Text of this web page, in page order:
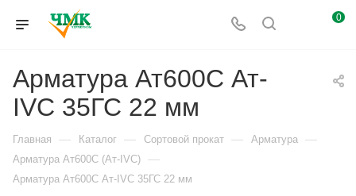
0
Арматура Ат600С Ат-
IVС 35ГС 22 мм
Главная — Каталог — Сортовой прокат — Арматура —
Арматура Ат600С (Ат-IVС) —
Арматура Ат600С Ат-IVС 35ГС 22 мм